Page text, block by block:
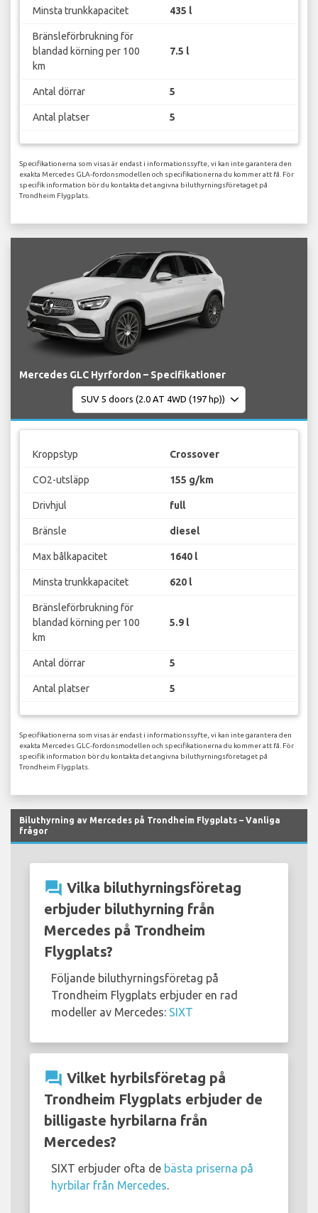
Minsta trunkkapacitet 435 l
Bränsleförbrukning för
blandad körning per 100
km
7.5 l
Antal dörrar 5
Antal platser 5
Specifikationerna som visas är endast i informationssyfte, vi kan inte garantera den
exakta Mercedes GLA-fordonsmodellen och specifikationerna du kommer att få. För
specifik information bör du kontakta det angivna biluthyrningsföretaget på
Trondheim Flygplats.
Mercedes GLC Hyrfordon – Specifikationer
Kroppstyp Crossover
CO2-utsläpp 155 g/km
Drivhjul full
Bränsle diesel
Max bålkapacitet 1640 l
Minsta trunkkapacitet 620 l
Bränsleförbrukning för
blandad körning per 100
km
5.9 l
Antal dörrar 5
Antal platser 5
Specifikationerna som visas är endast i informationssyfte, vi kan inte garantera den
exakta Mercedes GLC-fordonsmodellen och specifikationerna du kommer att få. För
specifik information bör du kontakta det angivna biluthyrningsföretaget på
Trondheim Flygplats.
Biluthyrning av Mercedes på Trondheim Flygplats – Vanliga
frågor
question_answer Vilka biluthyrningsföretag
erbjuder biluthyrning från
Mercedes på Trondheim
Flygplats?
Följande biluthyrningsföretag på
Trondheim Flygplats erbjuder en rad
modeller av Mercedes: SIXT
question_answer Vilket hyrbilsföretag på
Trondheim Flygplats erbjuder de
billigaste hyrbilarna från
Mercedes?
SIXT erbjuder ofta de bästa priserna på
hyrbilar från Mercedes